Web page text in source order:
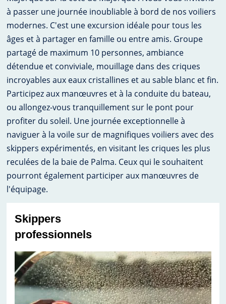
à passer une journée inoubliable à bord de nos voiliers
modernes. C'est une excursion idéale pour tous les
âges et à partager en famille ou entre amis. Groupe
partagé de maximum 10 personnes, ambiance
détendue et conviviale, mouillage dans des criques
incroyables aux eaux cristallines et au sable blanc et fin.
Participez aux manœuvres et à la conduite du bateau,
ou allongez-vous tranquillement sur le pont pour
profiter du soleil. ​Une journée exceptionnelle à
naviguer à la voile sur de magnifiques voiliers avec des
skippers expérimentés, en visitant les criques les plus
reculées de la baie de Palma. Ceux qui le souhaitent
pourront également participer aux manœuvres de
l'équipage.
Skippers
professionnels